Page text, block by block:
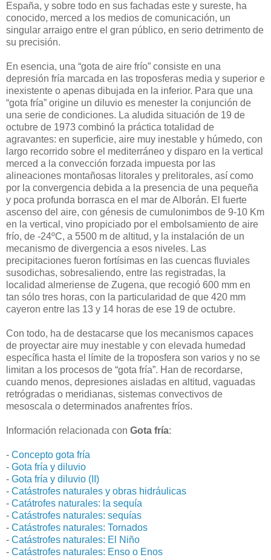
España, y sobre todo en sus fachadas este y sureste, ha
conocido, merced a los medios de comunicación, un
singular arraigo entre el gran público, en serio detrimento de
su precisión.
En esencia, una “gota de aire frío” consiste en una
depresión fría marcada en las troposferas media y superior e
inexistente o apenas dibujada en la inferior. Para que una
“gota fría” origine un diluvio es menester la conjunción de
una serie de condiciones. La aludida situación de 19 de
octubre de 1973 combinó la práctica totalidad de
agravantes: en superficie, aire muy inestable y húmedo, con
largo recorrido sobre el mediterráneo y disparo en la vertical
merced a la convección forzada impuesta por las
alineaciones montañosas litorales y prelitorales, así como
por la convergencia debida a la presencia de una pequeña
y poca profunda borrasca en el mar de Alborán. El fuerte
ascenso del aire, con génesis de cumulonimbos de 9-10 Km
en la vertical, vino propiciado por el embolsamiento de aire
frío, de -24ºC, a 5500 m de altitud, y la instalación de un
mecanismo de divergencia a esos niveles. Las
precipitaciones fueron fortísimas en las cuencas fluviales
susodichas, sobresaliendo, entre las registradas, la
localidad almeriense de Zugena, que recogió 600 mm en
tan sólo tres horas, con la particularidad de que 420 mm
cayeron entre las 13 y 14 horas de ese 19 de octubre.
Con todo, ha de destacarse que los mecanismos capaces
de proyectar aire muy inestable y con elevada humedad
específica hasta el límite de la troposfera son varios y no se
limitan a los procesos de “gota fría”. Han de recordarse,
cuando menos, depresiones aisladas en altitud, vaguadas
retrógradas o meridianas, sistemas convectivos de
mesoscala o determinados anafrentes fríos.
Información relacionada con Gota fría:
- Concepto gota fría
- Gota fría y diluvio
- Gota fría y diluvio (II)
- Catástrofes naturales y obras hidráulicas
- Catátrofes naturales: la sequía
- Catástrofes naturales: sequías
- Catástrofes naturales: Tornados
- Catástrofes naturales: El Niño
- Catástrofes naturales: Enso o Enos